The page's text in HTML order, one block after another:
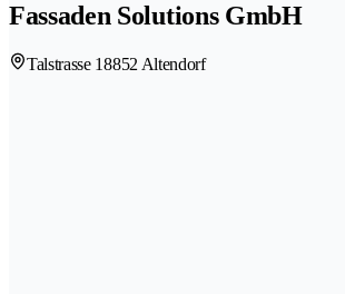
Fassaden Solutions GmbH
Talstrasse 18852 Altendorf